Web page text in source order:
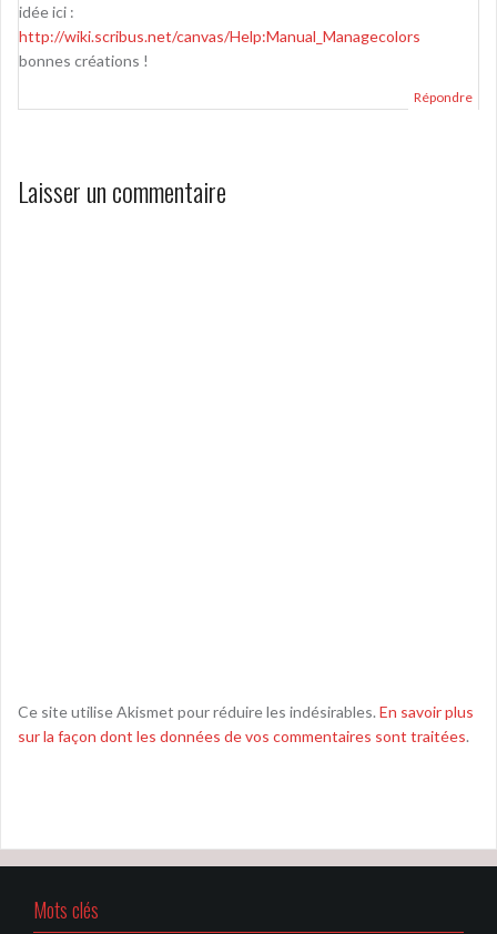
idée ici :
http://wiki.scribus.net/canvas/Help:Manual_Managecolors
bonnes créations !
Répondre
Laisser un commentaire
Ce site utilise Akismet pour réduire les indésirables. En savoir plus
sur la façon dont les données de vos commentaires sont traitées.
Mots clés